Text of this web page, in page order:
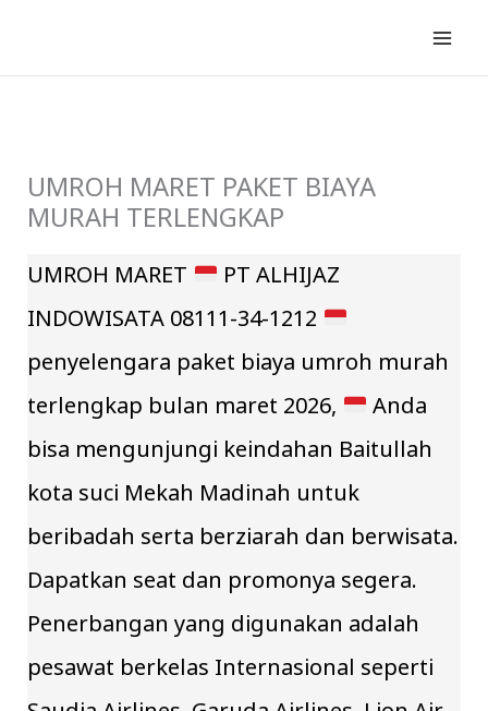
konten
UMROH MARET PAKET BIAYA
MURAH TERLENGKAP
UMROH MARET
PT ALHIJAZ
INDOWISATA 08111-34-1212
penyelengara paket biaya umroh murah
terlengkap bulan maret 2026,
Anda
bisa mengunjungi keindahan Baitullah
kota suci Mekah Madinah untuk
beribadah serta berziarah dan berwisata.
Dapatkan seat dan promonya segera.
Penerbangan yang digunakan adalah
pesawat berkelas Internasional seperti